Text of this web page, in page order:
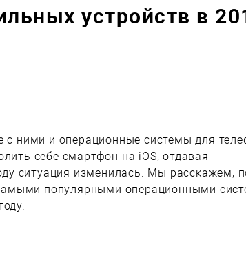
устройств в
с ними и операционные системы для
себе смартфон на iOS, отдавая
ситуация изменилась. Мы расскажем,
популярными операционными